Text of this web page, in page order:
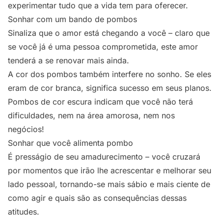
experimentar tudo que a vida tem para oferecer.
Sonhar com um bando de pombos
Sinaliza que o amor está chegando a você – claro que
se você já é uma pessoa comprometida, este amor
tenderá a se renovar mais ainda.
A cor dos pombos também interfere no sonho. Se eles
eram de cor branca, significa sucesso em seus planos.
Pombos de cor escura indicam que você não terá
dificuldades, nem na área amorosa, nem nos
negócios!
Sonhar que você alimenta pombo
É presságio de seu amadurecimento – você cruzará
por momentos que irão lhe acrescentar e melhorar seu
lado pessoal, tornando-se mais sábio e mais ciente de
como agir e quais são as consequências dessas
atitudes.